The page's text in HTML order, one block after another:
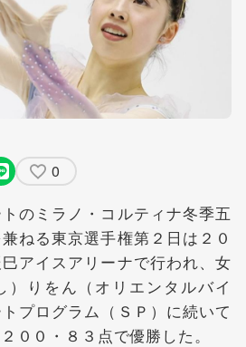
0
のミラノ・コルティナ冬季五
ねる東京選手権第２日は２０
アイスアリーナで行われ、女
）りをん（オリエンタルバイ
プログラム（ＳＰ）に続いて
００・８３点で優勝した。